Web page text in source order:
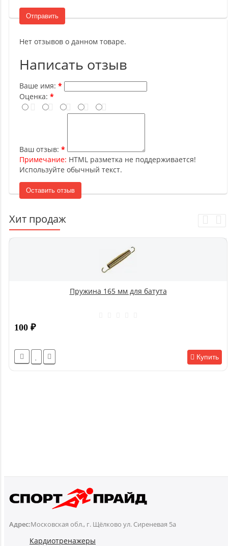
Отправить
Нет отзывов о данном товаре.
Написать отзыв
Ваше имя:
Оценка:
Ваш отзыв:
Примечание: HTML разметка не поддерживается!
Используйте обычный текст.
Оставить отзыв
Хит продаж
Пружина 165 мм для батута
100 ₽
Купить
Адрес:Московская обл., г. Щёлково ул. Сиреневая 5а
Кардиотренажеры